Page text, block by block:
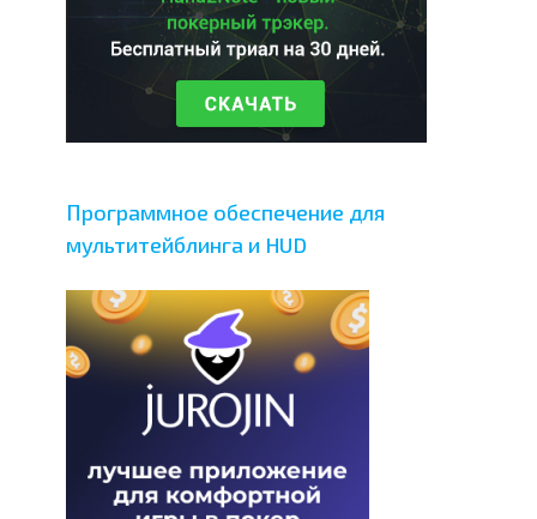
Программное обеспечение для
мультитейблинга и HUD